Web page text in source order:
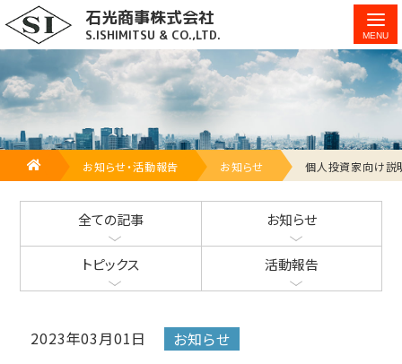
個人投資家向け説明会ページを新設いたしました
石光商事株式会社
S.ISHIMITSU & CO.,LTD.
HOMEお知らせ・活動報告 お知らせ 個人投資家向け説
全ての記事 お知らせ
トピックス 活動報告
2023年03月01日 お知らせ